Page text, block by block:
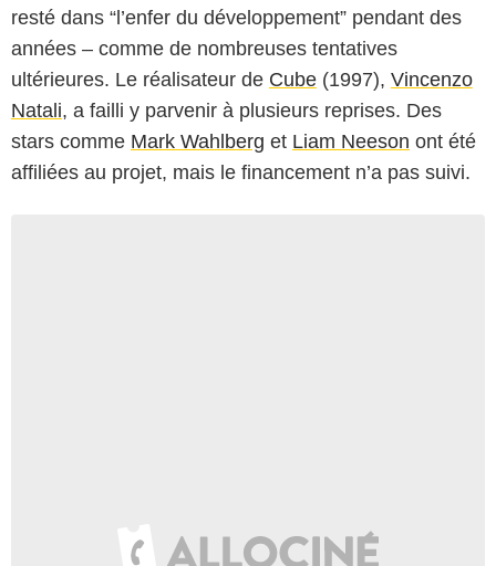
resté dans “l’enfer du développement” pendant des
années – comme de nombreuses tentatives
ultérieures. Le réalisateur de Cube (1997), Vincenzo
Natali, a failli y parvenir à plusieurs reprises. Des
stars comme Mark Wahlberg et Liam Neeson ont été
affiliées au projet, mais le financement n’a pas suivi.